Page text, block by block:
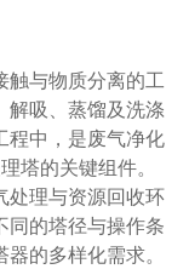
触与物质分离的工
解吸、蒸馏及洗涤
程中，是废气净化
塔的关键组件。
处理与资源回收环
同的塔径与操作条
的多样化需求。